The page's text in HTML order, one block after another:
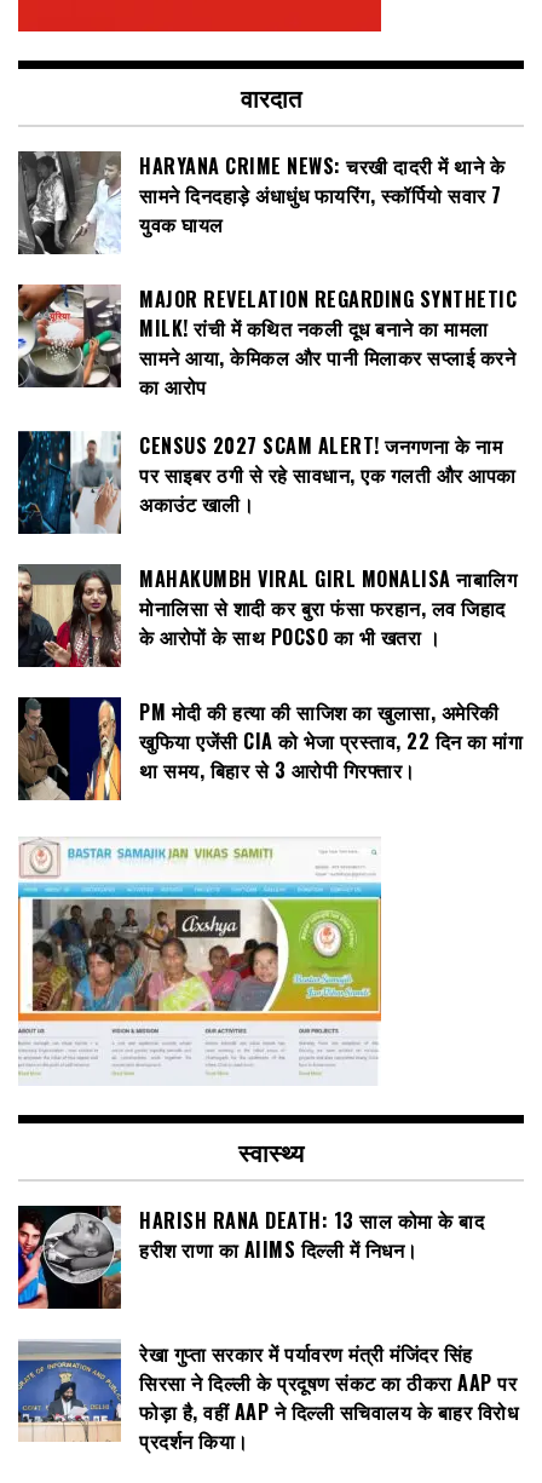
वारदात
HARYANA CRIME NEWS: चरखी दादरी में थाने के
सामने दिनदहाड़े अंधाधुंध फायरिंग, स्कॉर्पियो सवार 7
युवक घायल
MAJOR REVELATION REGARDING SYNTHETIC
MILK! रांची में कथित नकली दूध बनाने का मामला
सामने आया, केमिकल और पानी मिलाकर सप्लाई करने
का आरोप
CENSUS 2027 SCAM ALERT! जनगणना के नाम
पर साइबर ठगी से रहे सावधान, एक गलती और आपका
अकाउंट खाली।
MAHAKUMBH VIRAL GIRL MONALISA नाबालिग
मोनालिसा से शादी कर बुरा फंसा फरहान, लव जिहाद
के आरोपों के साथ POCSO का भी खतरा ।
PM मोदी की हत्या की साजिश का खुलासा, अमेरिकी
खुफिया एजेंसी CIA को भेजा प्रस्ताव, 22 दिन का मांगा
था समय, बिहार से 3 आरोपी गिरफ्तार।
स्वास्थ्य
HARISH RANA DEATH: 13 साल कोमा के बाद
हरीश राणा का AIIMS दिल्ली में निधन।
रेखा गुप्ता सरकार में पर्यावरण मंत्री मंजिंदर सिंह
सिरसा ने दिल्ली के प्रदूषण संकट का ठीकरा AAP पर
फोड़ा है, वहीं AAP ने दिल्ली सचिवालय के बाहर विरोध
प्रदर्शन किया।